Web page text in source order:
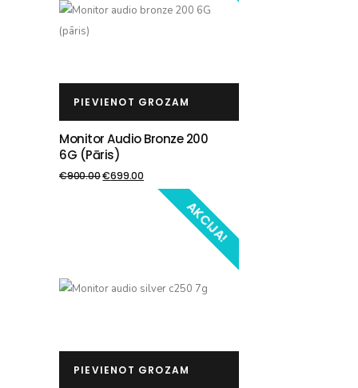
PIEVIENOT GROZAM
Monitor Audio Bronze 200
6G (pāris)
€900.00€699.00
AKCIJA!
PIEVIENOT GROZAM